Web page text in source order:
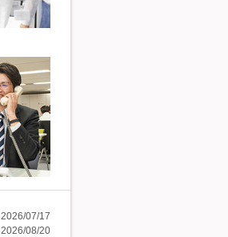
2026/07/17
2026/08/20